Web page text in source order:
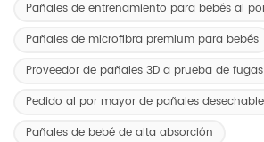
Pañales de entrenamiento para bebés al
Pañales de microfibra premium para bebés
Proveedor de pañales 3D a prueba de fugas
Pedido al por mayor de pañales
Pañales de bebé de alta absorción